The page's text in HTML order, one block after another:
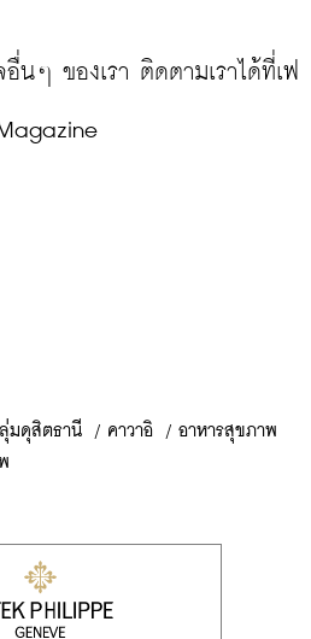
อื่นๆ ของเรา ติดตามเราได้ที่เฟ
มดุสิตธานี / คาวาอิ / อาหารสุขภาพ